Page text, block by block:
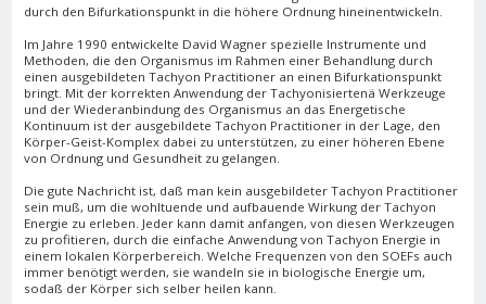
durch den Bifurkationspunkt in die höhere Ordnung hineinentwickeln.
Im Jahre 1990 entwickelte David Wagner spezielle Instrumente und
Methoden, die den Organismus im Rahmen einer Behandlung durch
einen ausgebildeten Tachyon Practitioner an einen Bifurkationspunkt
bringt. Mit der korrekten Anwendung der Tachyonisiertenä Werkzeuge
und der Wiederanbindung des Organismus an das Energetische
Kontinuum ist der ausgebildete Tachyon Practitioner in der Lage, den
Körper-Geist-Komplex dabei zu unterstützen, zu einer höheren Ebene
von Ordnung und Gesundheit zu gelangen.
Die gute Nachricht ist, daß man kein ausgebildeter Tachyon Practitioner
sein muß, um die wohltuende und aufbauende Wirkung der Tachyon
Energie zu erleben. Jeder kann damit anfangen, von diesen Werkzeugen
zu profitieren, durch die einfache Anwendung von Tachyon Energie in
einem lokalen Körperbereich. Welche Frequenzen von den SOEFs auch
immer benötigt werden, sie wandeln sie in biologische Energie um,
sodaß der Körper sich selber heilen kann.